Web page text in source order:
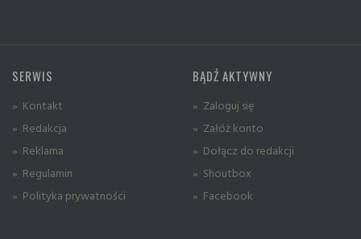
SERWIS
» Kontakt
» Redakcja
» Reklama
» Regulamin
» Polityka prywatności
BĄDŹ AKTYWNY
» Zaloguj się
» Załóż konto
» Dołącz do redakcji
» Shoutbox
» Facebook